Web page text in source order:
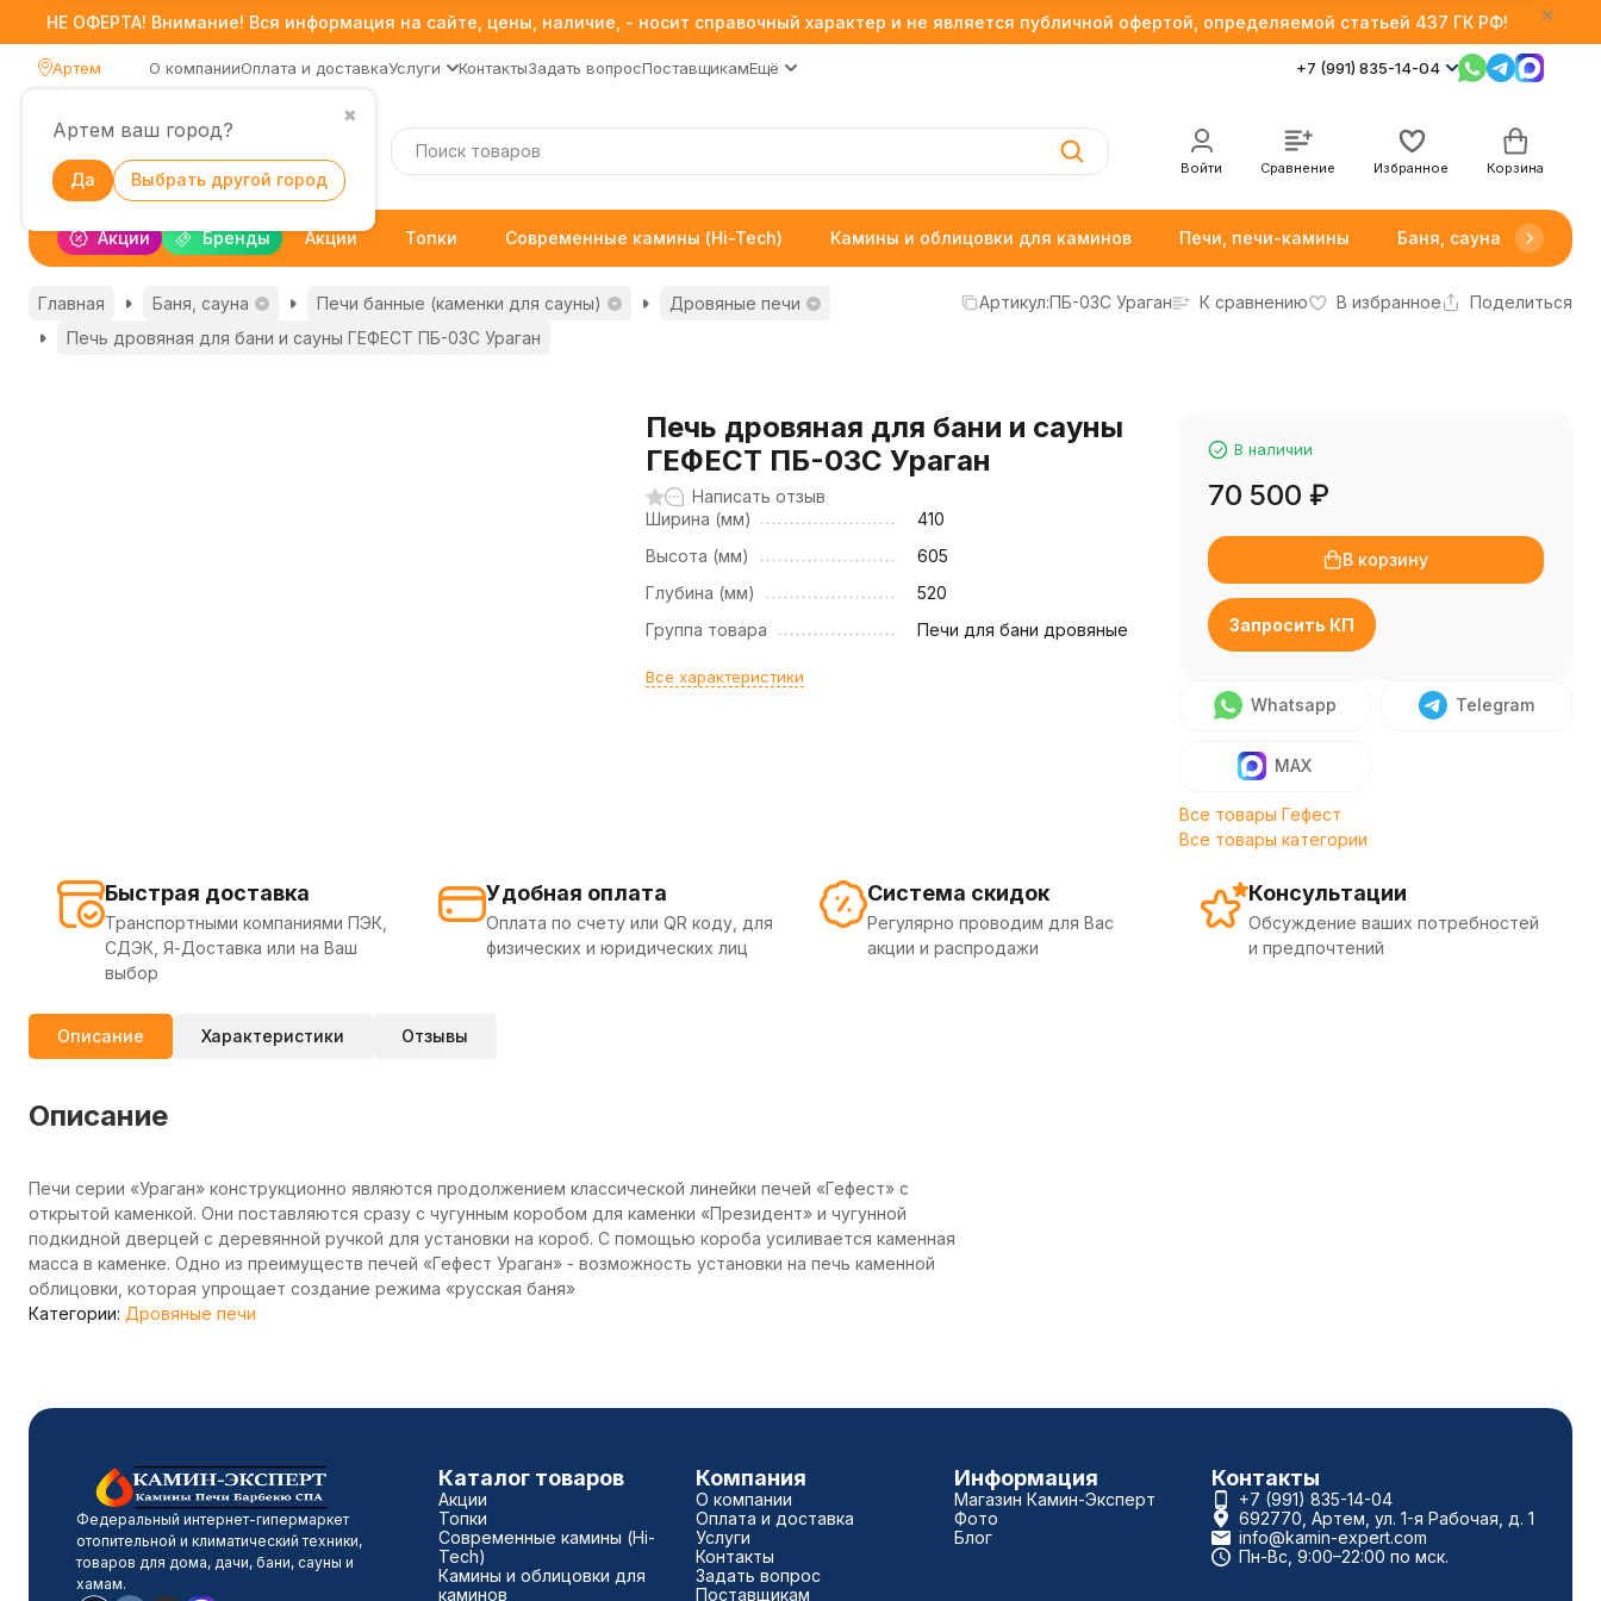
НЕ ОФЕРТА! Внимание! Вся информация на сайте, цены, наличие, - носит справочный характер и не является публичной офертой, определяемой статьей 437 ГК РФ!
Артем
✖
Артем ваш город?
Да Выбрать другой город
О компанииОплата и доставкаУслуги КонтактыЗадать вопросПоставщикамЕщё +7 (991) 835-14-04
Войти Сравнение Избранное Корзина
Акции Бренды Акции Топки Современные камины (Hi-Tech) Камины и облицовки для каминов Печи, печи-камины Баня, сауна
Главная Баня, сауна Печи банные (каменки для сауны)
Дровяные печи
Печь дровяная для бани и сауны ГЕФЕСТ ПБ-03С Ураган
Артикул:ПБ-03С Ураган К сравнению В избранное Поделиться
Печь дровяная для бани и сауны
ГЕФЕСТ ПБ-03С Ураган
Написать отзыв
Ширина (мм)
410
Высота (мм)
605
Глубина (мм)
520
Группа товара
Печи для бани дровяные
Все характеристики
В наличии
70 500 ₽
В корзину
Запросить КП
Whatsapp Telegram
MAX
Все товары Гефест
Все товары категории
Быстрая доставка
Транспортными компаниями ПЭК,
СДЭК, Я-Доставка или на Ваш
выбор
Удобная оплата
Оплата по счету или QR коду, для
физических и юридических лиц
Система скидок
Регулярно проводим для Вас
акции и распродажи
Консультации
Обсуждение ваших потребностей
и предпочтений
Описание Характеристики Отзывы
Описание
Печи серии «Ураган» конструкционно являются продолжением классической линейки печей «Гефест» с
открытой каменкой. Они поставляются сразу с чугунным коробом для каменки «Президент» и чугунной
подкидной дверцей с деревянной ручкой для установки на короб. С помощью короба усиливается каменная
масса в каменке. Одно из преимуществ печей «Гефест Ураган» - возможность установки на печь каменной
облицовки, которая упрощает создание режима «русская баня»
Категории: Дровяные печи
Федеральный интернет-гипермаркет
отопительной и климатический техники,
товаров для дома, дачи, бани, сауны и
хамам.
Каталог товаров
Акции
Топки
Современные камины (Hi-
Tech)
Камины и облицовки для
каминов
Компания
О компании
Оплата и доставка
Услуги
Контакты
Задать вопрос
Поставщикам
Информация
Магазин Камин-Эксперт
Фото
Блог
Контакты
+7 (991) 835-14-04
692770, Артем, ул. 1-я Рабочая, д. 1
info@kamin-expert.com
Пн-Вс, 9:00–22:00 по мск.